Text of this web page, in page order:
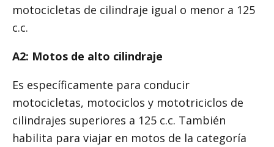
motocicletas de cilindraje igual o menor a 125
c.c.
A2: Motos de alto cilindraje
Es específicamente para conducir
motocicletas, motociclos y mototriciclos de
cilindrajes superiores a 125 c.c. También
habilita para viajar en motos de la categoría